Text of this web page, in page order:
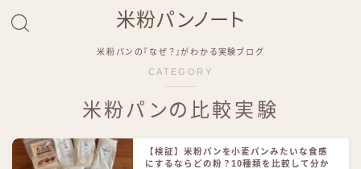
米粉パンノート
米粉パンの『なぜ？』がわかる実験ブログ
CATEGORY
米粉パンの比較実験
【検証】米粉パンを小麦パンみたいな食感
にするならどの粉？10種類を比較して分か